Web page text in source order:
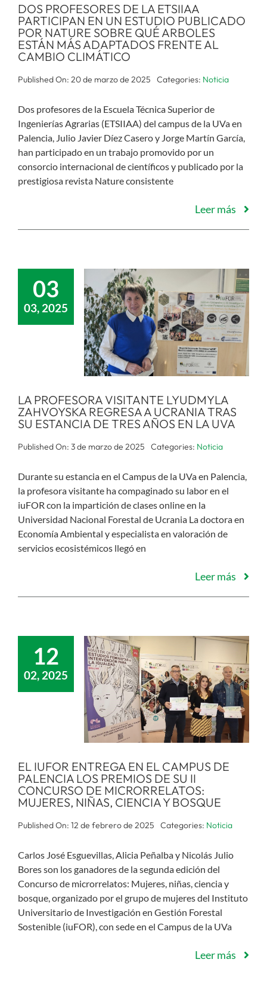
DOS PROFESORES DE LA ETSIIAA
PARTICIPAN EN UN ESTUDIO PUBLICADO
POR NATURE SOBRE QUÉ ARBOLES
ESTÁN MÁS ADAPTADOS FRENTE AL
CAMBIO CLIMÁTICO
Published On: 20 de marzo de 2025 Categories: Noticia
Dos profesores de la Escuela Técnica Superior de
Ingenierías Agrarias (ETSIIAA) del campus de la UVa en
Palencia, Julio Javier Díez Casero y Jorge Martín García,
han participado en un trabajo promovido por un
consorcio internacional de científicos y publicado por la
prestigiosa revista Nature consistente
Leer más
03
03, 2025
LA PROFESORA VISITANTE LYUDMYLA
ZAHVOYSKA REGRESA A UCRANIA TRAS
SU ESTANCIA DE TRES AÑOS EN LA UVA
Published On: 3 de marzo de 2025 Categories: Noticia
Durante su estancia en el Campus de la UVa en Palencia,
la profesora visitante ha compaginado su labor en el
iuFOR con la impartición de clases online en la
Universidad Nacional Forestal de Ucrania La doctora en
Economía Ambiental y especialista en valoración de
servicios ecosistémicos llegó en
Leer más
12
02, 2025
EL IUFOR ENTREGA EN EL CAMPUS DE
PALENCIA LOS PREMIOS DE SU II
CONCURSO DE MICRORRELATOS:
MUJERES, NIÑAS, CIENCIA Y BOSQUE
Published On: 12 de febrero de 2025 Categories: Noticia
Carlos José Esguevillas, Alicia Peñalba y Nicolás Julio
Bores son los ganadores de la segunda edición del
Concurso de microrrelatos: Mujeres, niñas, ciencia y
bosque, organizado por el grupo de mujeres del Instituto
Universitario de Investigación en Gestión Forestal
Sostenible (iuFOR), con sede en el Campus de la UVa
Leer más